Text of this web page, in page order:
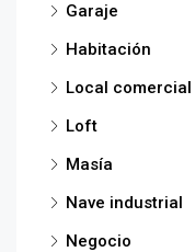
Garaje
Habitación
Local comercial
Loft
Masía
Nave industrial
Negocio